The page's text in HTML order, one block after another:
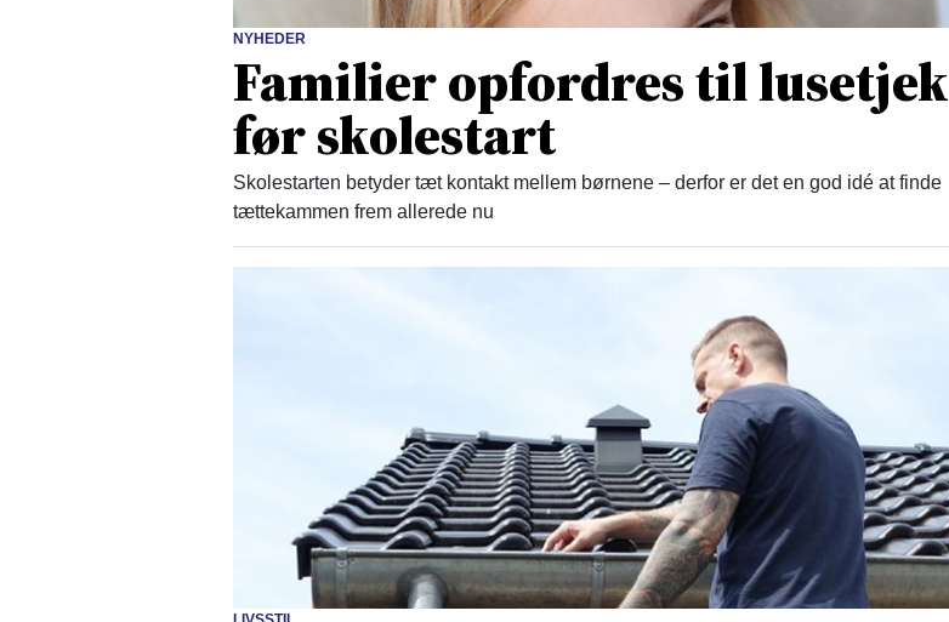
NYHEDER
Familier opfordres til lusetjek
før skolestart
Skolestarten betyder tæt kontakt mellem børnene – derfor er det en god idé at finde
tættekammen frem allerede nu